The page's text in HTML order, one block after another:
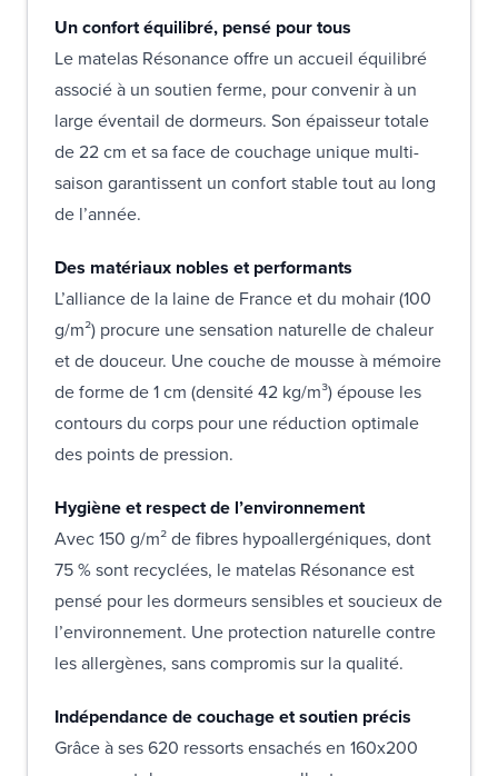
Un confort équilibré, pensé pour tous
Le matelas Résonance offre un accueil équilibré
associé à un soutien ferme, pour convenir à un
large éventail de dormeurs. Son épaisseur totale
de 22 cm et sa face de couchage unique multi-
saison garantissent un confort stable tout au long
de l’année.
Des matériaux nobles et performants
L’alliance de la laine de France et du mohair (100
g/m²) procure une sensation naturelle de chaleur
et de douceur. Une couche de mousse à mémoire
de forme de 1 cm (densité 42 kg/m³) épouse les
contours du corps pour une réduction optimale
des points de pression.
Hygiène et respect de l’environnement
Avec 150 g/m² de fibres hypoallergéniques, dont
75 % sont recyclées, le matelas Résonance est
pensé pour les dormeurs sensibles et soucieux de
l’environnement. Une protection naturelle contre
les allergènes, sans compromis sur la qualité.
Indépendance de couchage et soutien précis
Grâce à ses 620 ressorts ensachés en 160x200